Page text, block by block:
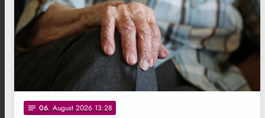
notes 06. August 2026 13:28